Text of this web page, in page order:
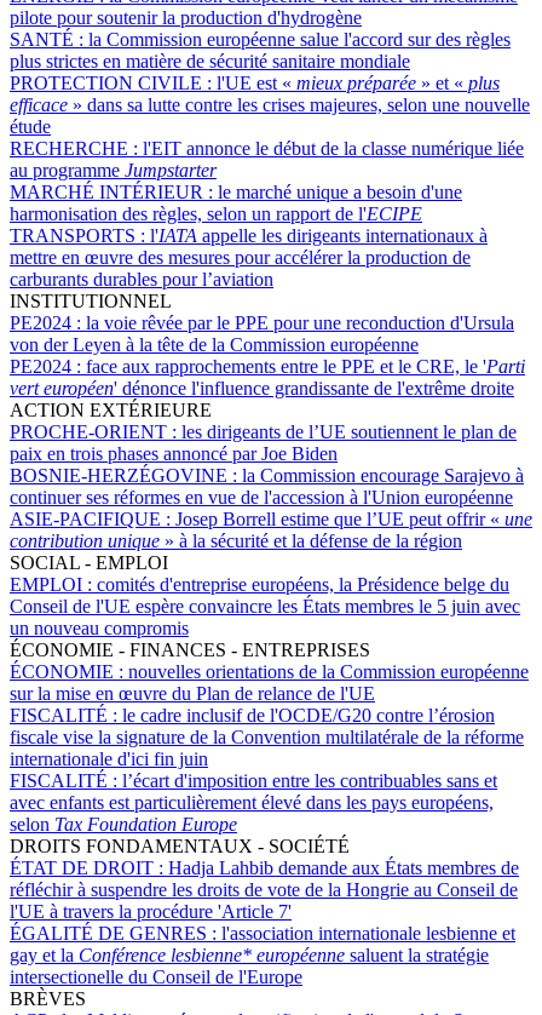
pilote pour soutenir la production d'hydrogène
SANTÉ : la Commission européenne salue l'accord sur des règles
plus strictes en matière de sécurité sanitaire mondiale
PROTECTION CIVILE : l'UE est « mieux préparée » et « plus
efficace » dans sa lutte contre les crises majeures, selon une nouvelle
étude
RECHERCHE : l'EIT annonce le début de la classe numérique liée
au programme Jumpstarter
MARCHÉ INTÉRIEUR : le marché unique a besoin d'une
harmonisation des règles, selon un rapport de l'ECIPE
TRANSPORTS : l'IATA appelle les dirigeants internationaux à
mettre en œuvre des mesures pour accélérer la production de
carburants durables pour l’aviation
INSTITUTIONNEL
PE2024 : la voie rêvée par le PPE pour une reconduction d'Ursula
von der Leyen à la tête de la Commission européenne
PE2024 : face aux rapprochements entre le PPE et le CRE, le 'Parti
vert européen' dénonce l'influence grandissante de l'extrême droite
ACTION EXTÉRIEURE
PROCHE-ORIENT : les dirigeants de l’UE soutiennent le plan de
paix en trois phases annoncé par Joe Biden
BOSNIE-HERZÉGOVINE : la Commission encourage Sarajevo à
continuer ses réformes en vue de l'accession à l'Union européenne
ASIE-PACIFIQUE : Josep Borrell estime que l’UE peut offrir « une
contribution unique » à la sécurité et la défense de la région
SOCIAL - EMPLOI
EMPLOI : comités d'entreprise européens, la Présidence belge du
Conseil de l'UE espère convaincre les États membres le 5 juin avec
un nouveau compromis
ÉCONOMIE - FINANCES - ENTREPRISES
ÉCONOMIE : nouvelles orientations de la Commission européenne
sur la mise en œuvre du Plan de relance de l'UE
FISCALITÉ : le cadre inclusif de l'OCDE/G20 contre l’érosion
fiscale vise la signature de la Convention multilatérale de la réforme
internationale d'ici fin juin
FISCALITÉ : l’écart d'imposition entre les contribuables sans et
avec enfants est particulièrement élevé dans les pays européens,
selon Tax Foundation Europe
DROITS FONDAMENTAUX - SOCIÉTÉ
ÉTAT DE DROIT : Hadja Lahbib demande aux États membres de
réfléchir à suspendre les droits de vote de la Hongrie au Conseil de
l'UE à travers la procédure 'Article 7'
ÉGALITÉ DE GENRES : l'association internationale lesbienne et
gay et la Conférence lesbienne* européenne saluent la stratégie
intersectionelle du Conseil de l'Europe
BRÈVES